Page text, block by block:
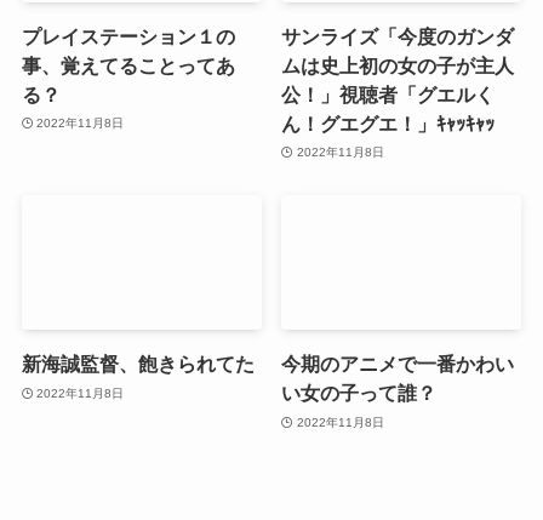
プレイステーション１の
事、覚えてることってあ
る？
2022年11月8日
サンライズ「今度のガンダ
ムは史上初の女の子が主人
公！」視聴者「グエルく
ん！グエグエ！」ｷｬｯｷｬｯ
2022年11月8日
新海誠監督、飽きられてた
2022年11月8日
今期のアニメで一番かわい
い女の子って誰？
2022年11月8日